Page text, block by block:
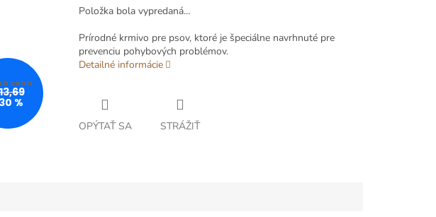
%
Položka bola vypredaná…
Prírodné krmivo pre psov, ktoré je špeciálne navrhnuté pre
prevenciu pohybových problémov.
Detailné informácie
OPÝTAŤ SA STRÁŽIŤ